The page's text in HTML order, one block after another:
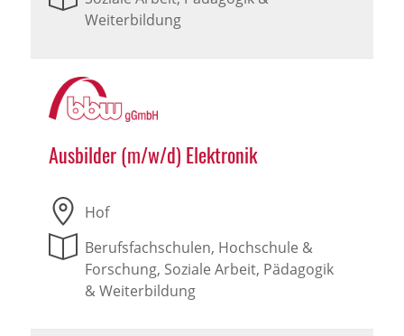
Weiterbildung
Ausbilder (m/w/d) Elektronik
Hof
Berufsfachschulen, Hochschule &
Forschung, Soziale Arbeit, Pädagogik
& Weiterbildung